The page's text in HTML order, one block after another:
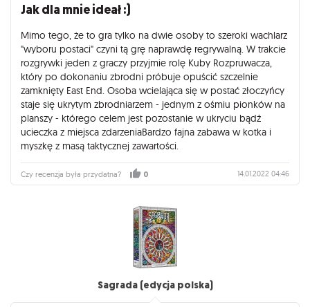
Jak dla mnie ideał :)
Mimo tego, że to gra tylko na dwie osoby to szeroki wachlarz
"wyboru postaci" czyni tą grę naprawdę regrywalną. W trakcie
rozgrywki jeden z graczy przyjmie rolę Kuby Rozpruwacza,
który po dokonaniu zbrodni próbuje opuścić szczelnie
zamknięty East End. Osoba wcielająca się w postać złoczyńcy
staje się ukrytym zbrodniarzem - jednym z ośmiu pionków na
planszy - którego celem jest pozostanie w ukryciu bądź
ucieczka z miejsca zdarzeniaBardzo fajna zabawa w kotka i
myszkę z masą taktycznej zawartości.
Czy recenzja była przydatna? 0 14.01.2022 04:46
Sagrada (edycja polska)